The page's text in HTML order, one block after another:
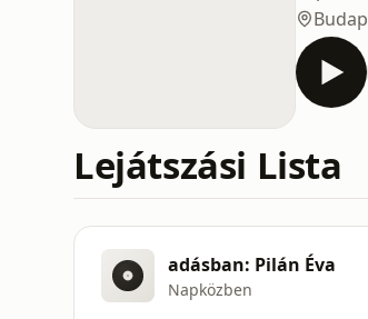
Lejátszási Lista
adásban: Pilán Éva
Napközben